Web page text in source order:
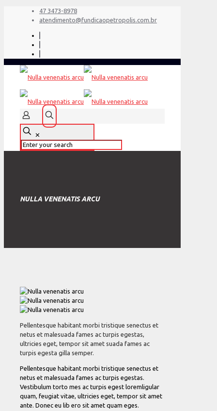
47 3473-8978
atendimento@fundicaopetropolis.com.br
✕
NULLA VENENATIS ARCU
Pellentesque habitant morbi tristique senectus et
netus et malesuada fames ac turpis egestas,
ultricies eget, tempor sit amet suada fames ac
turpis egesta gilla semper.
Pellentesque habitant morbi tristique senectus et
netus et malesuada fames ac turpis egestas.
Vestibulum torto mes ac turpis egest loremligular
quam, feugiat vitae, ultricies eget, tempor sit amet
ante. Donec eu lib ero sit amet quam eges.